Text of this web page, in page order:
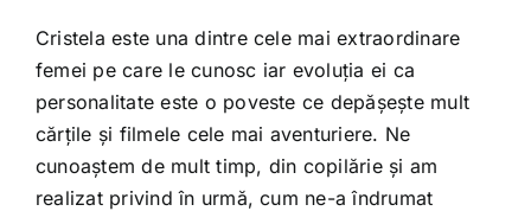
Cristela este una dintre cele mai extraordinare
femei pe care le cunosc iar evoluția ei ca
personalitate este o poveste ce depășește mult
cărțile și filmele cele mai aventuriere. Ne
cunoaștem de mult timp, din copilărie și am
realizat privind în urmă, cum ne-a îndrumat